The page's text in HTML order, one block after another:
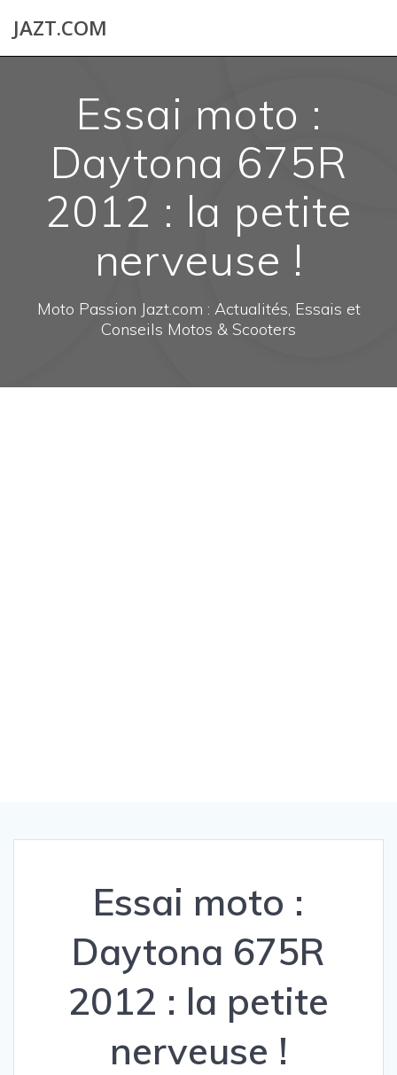
JAZT.COM
Essai moto :
Daytona 675R
2012 : la petite
nerveuse !
Moto Passion Jazt.com : Actualités, Essais et
Conseils Motos & Scooters
Essai moto :
Daytona 675R
2012 : la petite
nerveuse !